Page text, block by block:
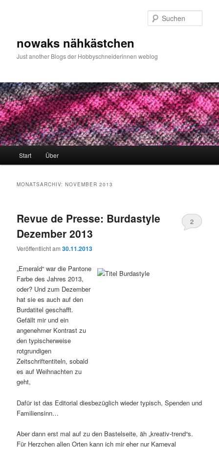
nowaks nähkästchen
Just another Blogs der Hobbyschneiderinnen weblog
Start Über
MONATSARCHIV:NOVEMBER 2013
Revue de Presse: Burdastyle
Dezember 2013
Veröffentlicht am30.11.2013
2
„Emerald“ war die Pantone
Farbe des Jahres 2013,
oder? Und zum Dezember
hat sie es auch auf den
Burdatitel geschafft.
Gefällt mir und ein
angenehmer Kontrast zu
den typischerweise
rotgrundigen
Zeitschriftentiteln, sobald
es auf Weihnachten zu
geht,
Dafür ist das Editorial diesbezüglich wieder typisch, Spenden und
Familiensinn…
Aber dann erst mal auf zu den Bastelseite, äh „kreativ-trend“s.
Für Herzchen allen Orten kann ich mir eher nur Karneval